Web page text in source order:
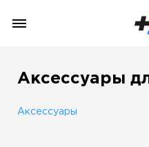
Аксессуары
Аксессуары